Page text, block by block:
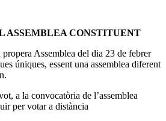
ASSEMBLEA CONSTITUENT
Assemblea del dia 23 de febrer
úniques, essent una assemblea diferent
a la convocatòria de l’assemblea
per votar a distància